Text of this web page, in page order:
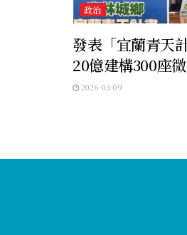
政治
發表「宜蘭青天
20億建構300座
2026-03-09